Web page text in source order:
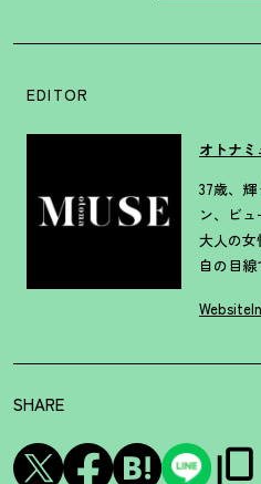
EDITOR
オトナ
37歳、
ン、ビ
大人の
自の目線
Website
SHARE